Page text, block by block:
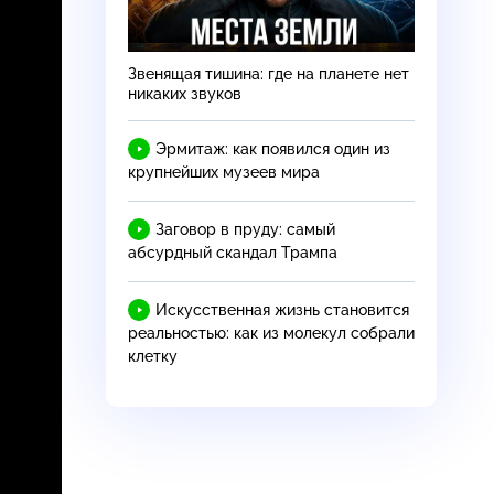
Звенящая тишина: где на планете нет
никаких звуков
Эрмитаж: как появился один из
крупнейших музеев мира
Заговор в пруду: самый
абсурдный скандал Трампа
Искусственная жизнь становится
реальностью: как из молекул собрали
клетку